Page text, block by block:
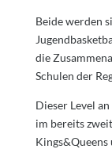
Beide werden
die
Schulen der
Dieser Level
im bereits